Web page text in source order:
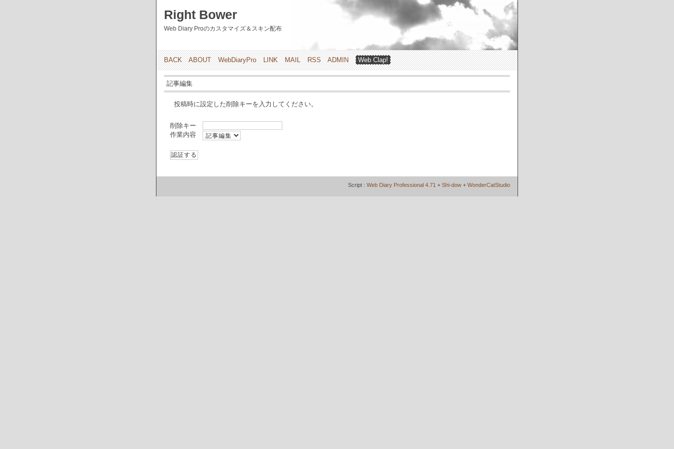
Right Bower
Web Diary Proのカスタマイズ＆スキン配布
BACK ABOUT WebDiaryPro LINK MAIL RSS ADMIN Web Clap!
記事編集
投稿時に設定した削除キーを入力してください。
削除キー
作業内容
Script : Web Diary Professional 4.71 + Shi-dow + WonderCatStudio